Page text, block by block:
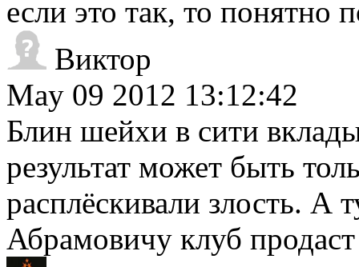
если это так, то понятно
Виктор
May 09 2012 13:12:42
Блин шейхи в сити
результат может быть
расплёскивали злость. А
Абрамовичу клуб